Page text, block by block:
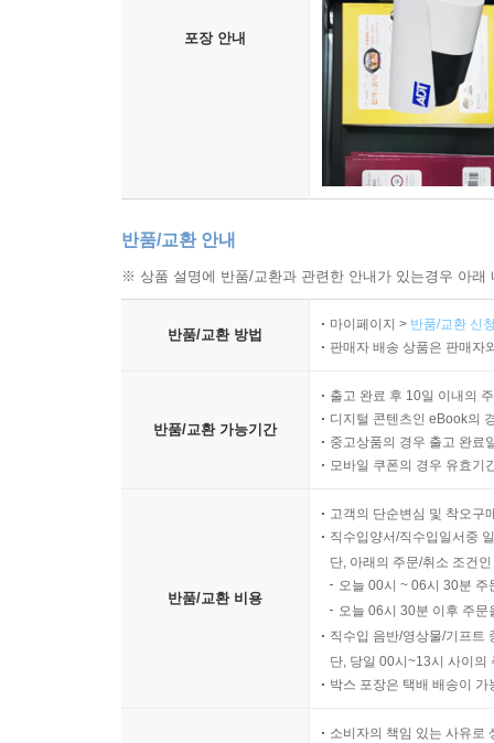
포장 안내
반품/교환 안내
※ 상품 설명에 반품/교환과 관련한 안내가 있는경우 아
반품/교환 방법
마이페이지 > 반품/교환 신
판매자 배송 상품은 판매자
반품/교환 가능기간
출고 완료 후 10일 이내의
디지털 콘텐츠인 eBook의
중고상품의 경우 출고 완료
모바일 쿠폰의 경우 유효기
반품/교환 비용
고객의 단순변심 및 착오구
직수입양서/직수입일서중
단, 아래의 주문/취소 조건
오늘 00시 ~ 06시 30분
오늘 06시 30분 이후 주
직수입 음반/영상물/기프트
단, 당일 00시~13시 사이의
박스 포장은 택배 배송이
소비자의 책임 있는 사유로